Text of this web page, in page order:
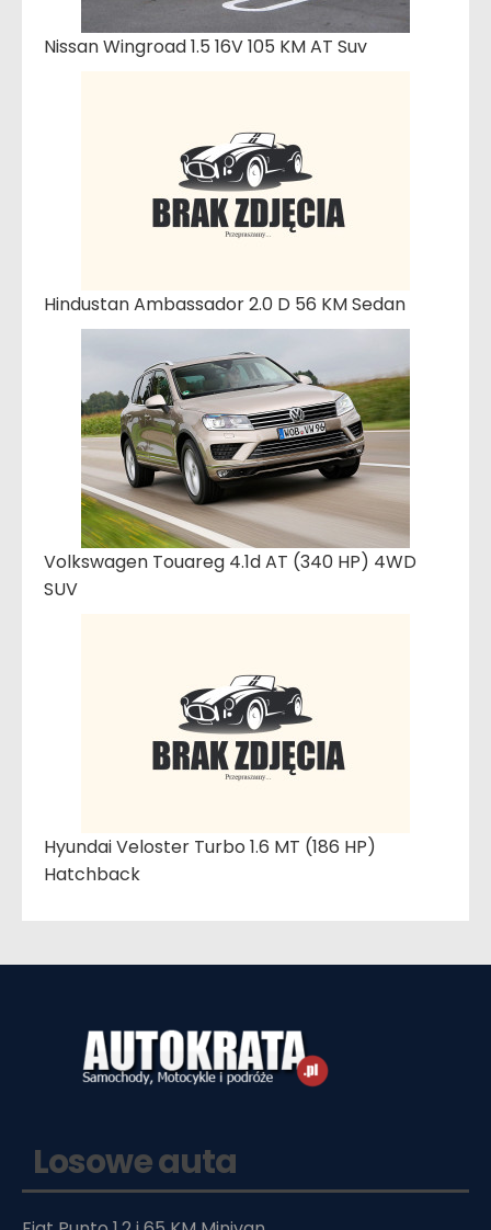
Nissan Wingroad 1.5 16V 105 KM AT Suv
Hindustan Ambassador 2.0 D 56 KM Sedan
Volkswagen Touareg 4.1d AT (340 HP) 4WD
SUV
Hyundai Veloster Turbo 1.6 MT (186 HP)
Hatchback
Losowe auta